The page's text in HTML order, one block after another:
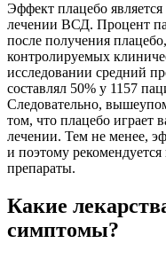
Эффект плацебо
лечении ВСД. Процент
после получения
контролируемых
исследовании средний
составлял 50% у 1157
Следовательно,
том, что плацебо играет
лечении. Тем не менее,
и поэтому
препараты.
Какие
симптомы?